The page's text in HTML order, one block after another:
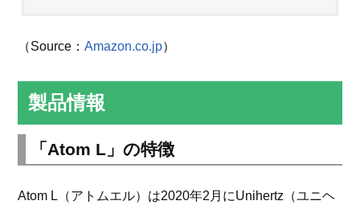
（Source：Amazon.co.jp）
製品情報
「Atom L」の特徴
Atom L（アトムエル）は2020年2月にUnihertz（ユニヘ